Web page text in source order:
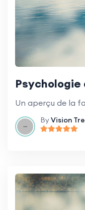
ByVision